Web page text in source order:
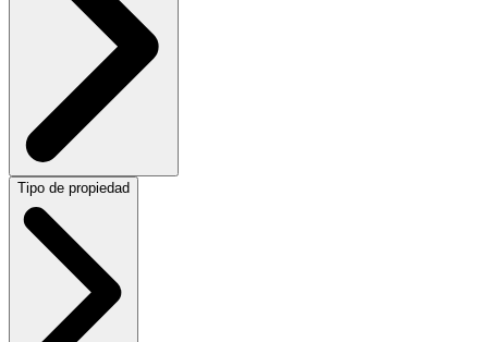
Tipo de propiedad